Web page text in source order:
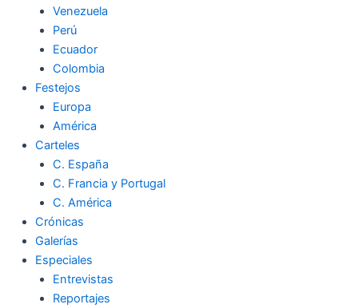
k
Venezuela
Perú
Ecuador
Colombia
Festejos
Europa
América
Carteles
C. España
C. Francia y Portugal
C. América
Crónicas
Galerías
Especiales
Entrevistas
Reportajes